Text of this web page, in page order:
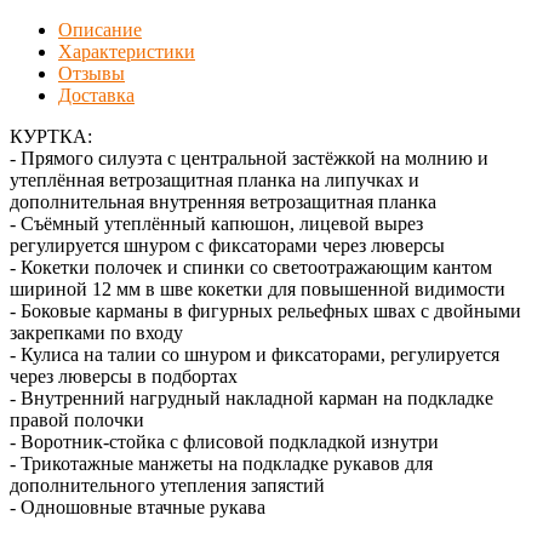
Описание
Характеристики
Отзывы
Доставка
КУРТКА:
- Прямого силуэта с центральной застёжкой на молнию и
утеплённая ветрозащитная планка на липучках и
дополнительная внутренняя ветрозащитная планка
- Съёмный утеплённый капюшон, лицевой вырез
регулируется шнуром с фиксаторами через люверсы
- Кокетки полочек и спинки со светоотражающим кантом
шириной 12 мм в шве кокетки для повышенной видимости
- Боковые карманы в фигурных рельефных швах с двойными
закрепками по входу
- Кулиса на талии со шнуром и фиксаторами, регулируется
через люверсы в подбортах
- Внутренний нагрудный накладной карман на подкладке
правой полочки
- Воротник-стойка с флисовой подкладкой изнутри
- Трикотажные манжеты на подкладке рукавов для
дополнительного утепления запястий
- Одношовные втачные рукава